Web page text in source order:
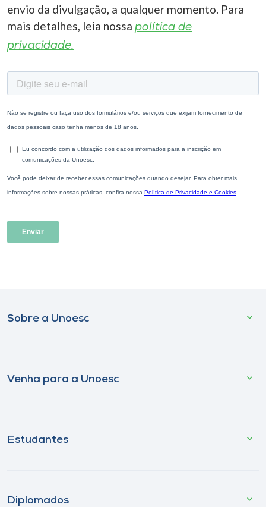
envio da divulgação, a qualquer momento. Para
mais detalhes, leia nossa política de
privacidade.
Sobre a Unoesc
Venha para a Unoesc
Estudantes
Diplomados